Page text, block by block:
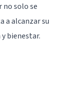
solo se
a alcanzar su
bienestar.